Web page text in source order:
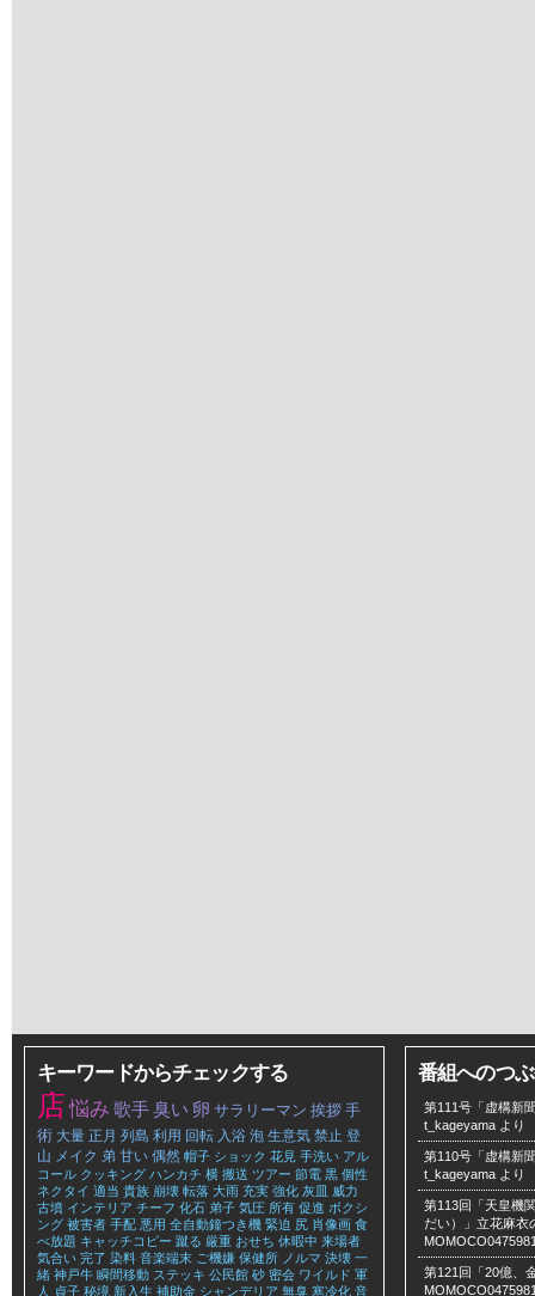
キーワードからチェックする
店 悩み 歌手臭い 卵 サラリーマン 挨拶 手
術 大量 正月 列島 利用 回転 入浴 泡 生意気 禁止 登
山 メイク 弟 甘い 偶然 帽子 ショック 花見 手洗い アル
コール クッキング ハンカチ 横 搬送 ツアー 節電 黒 個性
ネクタイ 適当 貴族 崩壊 転落 大雨 充実 強化 灰皿 威力
古墳 インテリア チーフ 化石 弟子 気圧 所有 促進 ボクシ
ング 被害者 手配 悪用 全自動鐘つき機 緊迫 尻 肖像画 食
べ放題 キャッチコピー 蹴る 厳重 おせち 休暇中 来場者
気合い 完了 染料 音楽端末 ご機嫌 保健所 ノルマ 決壊 一
緒 神戸牛 瞬間移動 ステッキ 公民館 砂 密会 ワイルド 軍
人
貞子 秘境 新入生 補助金 シャンデリア 無臭 寒冷化 音
番組へのつ
第111号「虚構新
t_kageyama より
第110号「虚構新
t_kageyama より
第113回「天皇機
だい）」立花麻衣
第121回「20億、